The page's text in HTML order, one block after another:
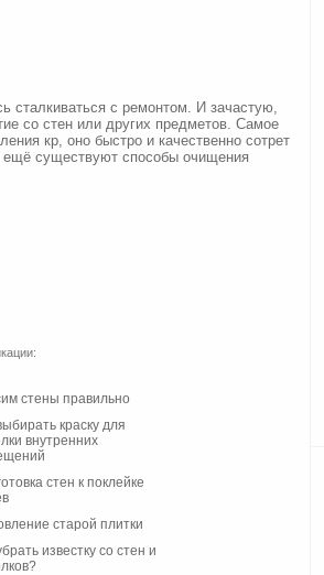
сталкиваться с ремонтом. И зачастую,
со стен или других предметов. Самое
кр, оно быстро и качественно сотрет
ещё существуют способы очищения
стены правильно
краску для
внутренних
стен к поклейке
старой плитки
известку со стен и